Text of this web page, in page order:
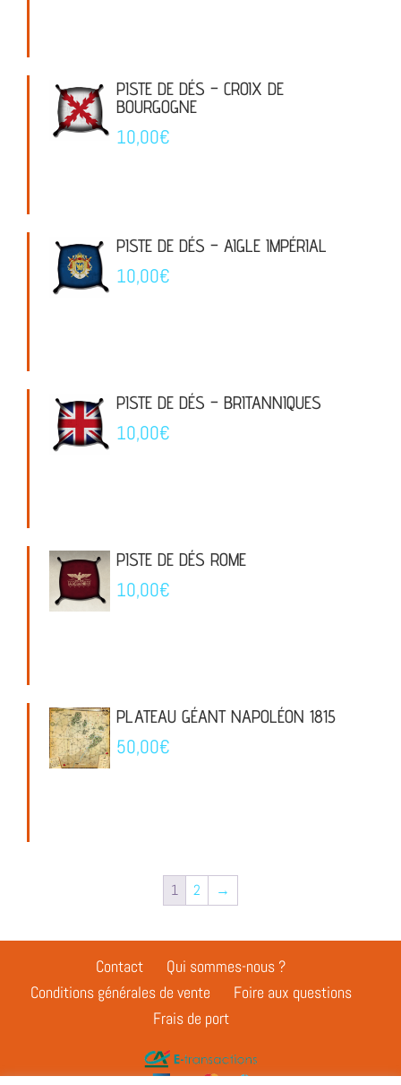
PISTE DE DÉS – CROIX DE
BOURGOGNE
10,00€
PISTE DE DÉS – AIGLE IMPÉRIAL
10,00€
PISTE DE DÉS – BRITANNIQUES
10,00€
PISTE DE DÉS ROME
10,00€
PLATEAU GÉANT NAPOLÉON 1815
50,00€
1 2 →
Contact
Qui sommes-nous ?
Conditions générales de vente
Foire aux questions
Frais de port